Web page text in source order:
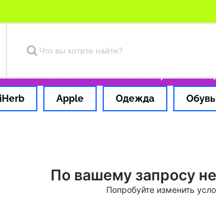
за 1 час Оплата картой РФ
iHerb Apple Одежда Обувь
По вашему запросу
Попробуйте изменить